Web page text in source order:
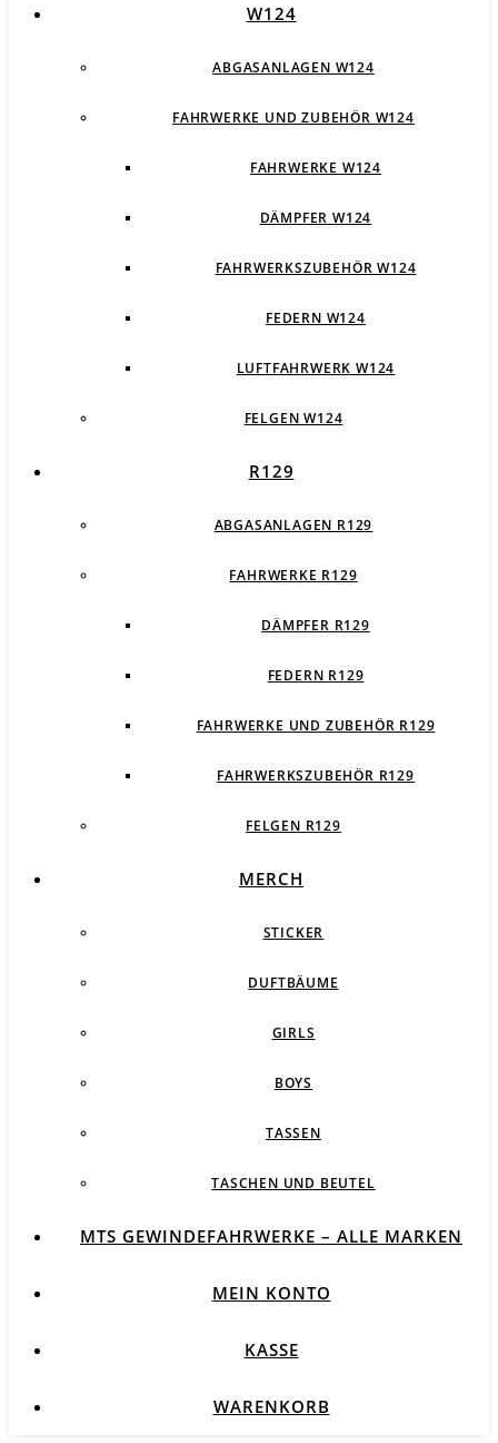
W124
ABGASANLAGEN W124
FAHRWERKE UND ZUBEHÖR W124
FAHRWERKE W124
DÄMPFER W124
FAHRWERKSZUBEHÖR W124
FEDERN W124
LUFTFAHRWERK W124
FELGEN W124
R129
ABGASANLAGEN R129
FAHRWERKE R129
DÄMPFER R129
FEDERN R129
FAHRWERKE UND ZUBEHÖR R129
FAHRWERKSZUBEHÖR R129
FELGEN R129
MERCH
STICKER
DUFTBÄUME
GIRLS
BOYS
TASSEN
TASCHEN UND BEUTEL
MTS GEWINDEFAHRWERKE – ALLE MARKEN
MEIN KONTO
KASSE
WARENKORB